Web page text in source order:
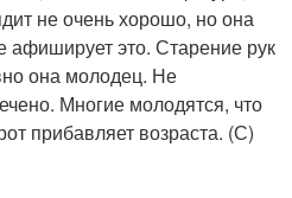
не очень хорошо, но она
афиширует это. Старение рук
она молодец. Не
Многие молодятся, что
прибавляет возраста. (С)